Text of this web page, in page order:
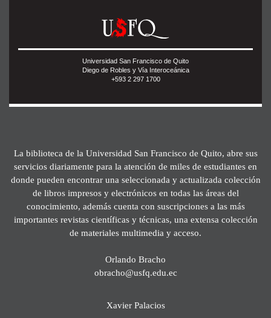
Universidad San Francisco de Quito
Diego de Robles y Vía Interoceánica
+593 2 297 1700
La biblioteca de la Universidad San Francisco de Quito, abre sus
servicios diariamente para la atención de miles de estudiantes en
donde pueden encontrar una seleccionada y actualizada colección
de libros impresos y electrónicos en todas las áreas del
conocimiento, además cuenta con suscripciones a las más
importantes revistas científicas y técnicas, una extensa colección
de materiales multimedia y acceso.
Orlando Bracho
obracho@usfq.edu.ec
Xavier Palacios